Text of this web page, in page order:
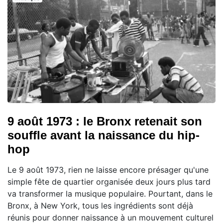
9 août 1973 : le Bronx retenait son
souffle avant la naissance du hip-
hop
Le 9 août 1973, rien ne laisse encore présager qu'une
simple fête de quartier organisée deux jours plus tard
va transformer la musique populaire. Pourtant, dans le
Bronx, à New York, tous les ingrédients sont déjà
réunis pour donner naissance à un mouvement culturel